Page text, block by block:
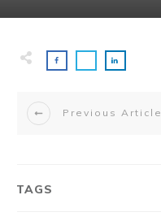
Previous Article
TAGS